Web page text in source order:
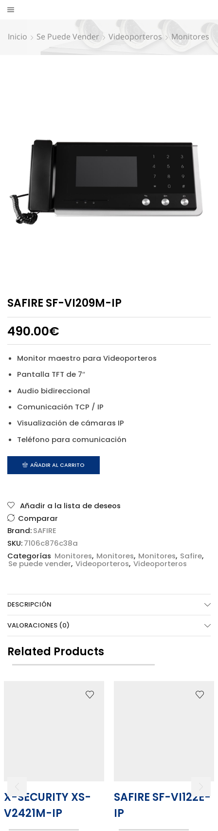
Inicio Se Puede Vender Videoporteros Monitores
SAFIRE SF-VI209M-IP
490.00€
Monitor maestro para Videoporteros
Pantalla TFT de 7″
Audio bidireccional
Comunicación TCP / IP
Visualización de cámaras IP
Teléfono para comunicación
AÑADIR AL CARRITO
Añadir a la lista de deseos
Comparar
Brand:SAFIRE
SKU:7106c876c38a
Categorías Monitores, Monitores, Monitores, Safire,
Se puede vender, Videoporteros, Videoporteros
DESCRIPCIÓN
VALORACIONES (0)
Related Products
X-SECURITY XS-
V2421M-IP
SAFIRE SF-VI122E-
IP